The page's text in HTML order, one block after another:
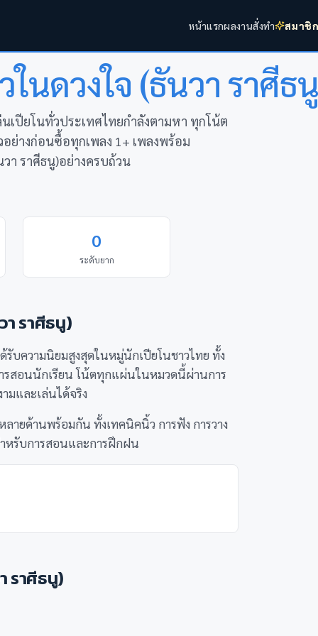
หน้าแรกผลงานสั่งทำ สมาชิก
ในดวงใจ (ธันวา ราศีธ
เปียโนทั่วประเทศไทยกำลังตามหา ทุกโน้ต
ย่างก่อนซื้อทุกเพลง 1+ เพลงพร้อม
า ราศีธนู)อย่างครบถ้วน
0
ระดับยาก
า ราศีธนู)
บความนิยมสูงสุดในหมู่นักเปียโนชาวไทย ทั้ง
รสอนนักเรียน โน้ตทุกแผ่นในหมวดนี้ผ่านการ
มและเล่นได้จริง
ายด้านพร้อมกัน ทั้งเทคนิคนิ้ว การฟัง การวาง
ำหรับการสอนและการฝึกฝน
ราศีธนู)